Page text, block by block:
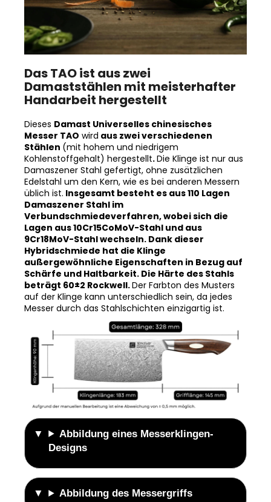
Das TAO ist aus zwei
Damaststählen mit meisterhafter
DiesesDamastUniverselles chinesisches
Messer TAO wirdaus zwei verschiedenen
Stählen (mit hohem und niedrigem
Kohlenstoffgehalt) hergestellt.Die Klinge ist nur aus
Damaszener Stahl gefertigt, ohne zusätzlichen
Edelstahl um den Kern, wie es bei anderen Messern
üblich ist.Insgesamt besteht es aus 110 Lagen
Damaszener Stahl im
Verbundschmiedeverfahren, wobei sich die
Lagen aus 10Cr15CoMoV-Stahl und aus
9Cr18MoV-Stahl wechseln. Dank dieser
Hybridschmiede hat die Klinge
außergewöhnliche Eigenschaften in Bezug auf
Schärfe und Haltbarkeit. Die Härte des Stahls
beträgt 60±2 Rockwell.Der Farbton des Musters
auf der Klinge kann unterschiedlich sein, da jedes
Messer durch das Stahlschichten einzigartig ist.
Abbildung eines Messerklingen-